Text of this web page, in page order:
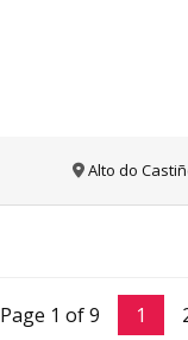
Alto do
Page 1 of 9 1